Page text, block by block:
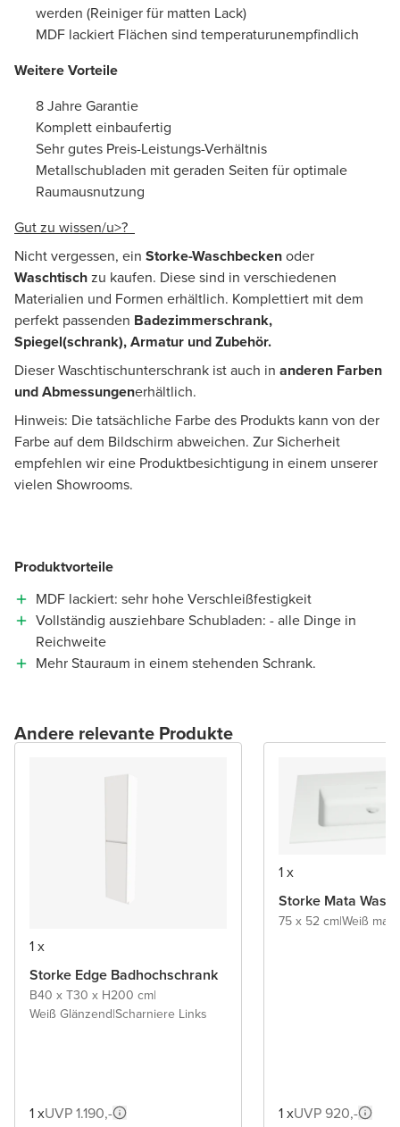
werden (Reiniger für matten Lack)
MDF lackiert Flächen sind temperaturunempfindlich
Weitere Vorteile
8 Jahre Garantie
Komplett einbaufertig
Sehr gutes Preis-Leistungs-Verhältnis
Metallschubladen mit geraden Seiten für optimale
Raumausnutzung
Gut zu wissen/u>?
Nicht vergessen, ein Storke-Waschbeckenoder
Waschtischzu kaufen. Diese sind in verschiedenen
Materialien und Formen erhältlich. Komplettiert mit dem
perfekt passenden Badezimmerschrank,
Spiegel(schrank), Armatur und Zubehör.
Dieser Waschtischunterschrank ist auch in anderen Farben
und Abmessungenerhältlich.
Hinweis: Die tatsächliche Farbe des Produkts kann von der
Farbe auf dem Bildschirm abweichen. Zur Sicherheit
empfehlen wir eine Produktbesichtigung in einem unserer
vielen Showrooms.
Produktvorteile
MDF lackiert: sehr hohe Verschleißfestigkeit
Vollständig ausziehbare Schubladen: - alle Dinge in
Reichweite
Mehr Stauraum in einem stehenden Schrank.
Andere relevante Produkte
1 x
Storke Edge Badhochschrank
B40 x T30 x H200 cm|
Weiß Glänzend|Scharniere Links
1 xUVP 1.190,-
1 x
Storke Mata
75 x 52 cm|Weiß matt
1 xUVP 920,-